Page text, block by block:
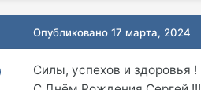
Опубликовано17 марта, 2024
Силы, успехов и здоровья !